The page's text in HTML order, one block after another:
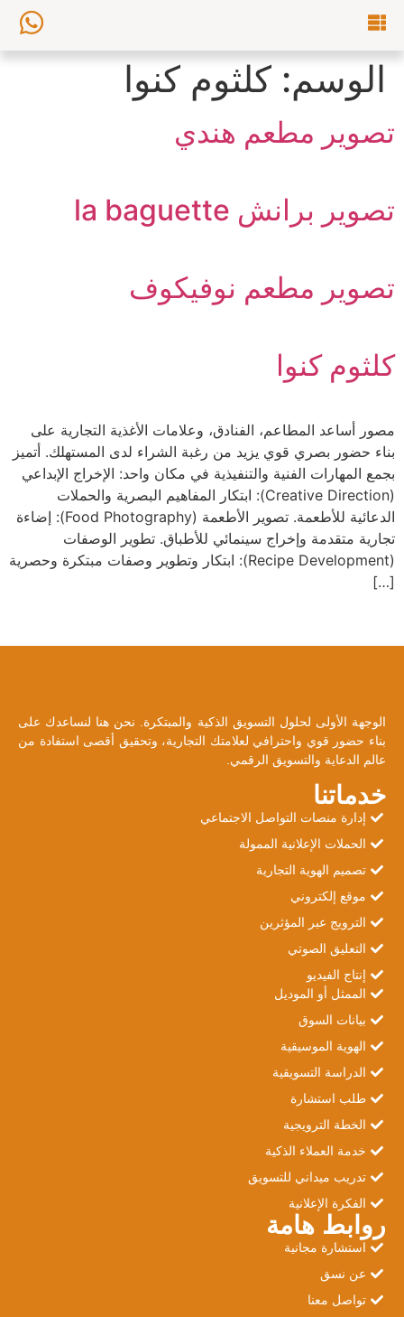
الوسم: كلثوم كنوا
تصوير مطعم هندي
تصوير برانش la baguette
تصوير مطعم نوفيكوف
كلثوم كنوا
مصور أساعد المطاعم، الفنادق، وعلامات الأغذية التجارية على
بناء حضور بصري قوي يزيد من رغبة الشراء لدى المستهلك. أتميز
بجمع المهارات الفنية والتنفيذية في مكان واحد: الإخراج الإبداعي
(Creative Direction): ابتكار المفاهيم البصرية والحملات
الدعائية للأطعمة. تصوير الأطعمة (Food Photography): إضاءة
تجارية متقدمة وإخراج سينمائي للأطباق. تطوير الوصفات
(Recipe Development): ابتكار وتطوير وصفات مبتكرة وحصرية
[…]
الوجهة الأولى لحلول التسويق الذكية والمبتكرة. نحن هنا لنساعدك على
بناء حضور قوي واحترافي لعلامتك التجارية، وتحقيق أقصى استفادة من
عالم الدعاية والتسويق الرقمي.
خدماتنا
إدارة منصات التواصل الاجتماعي
الحملات الإعلانية الممولة
تصميم الهوية التجارية
موقع إلكتروني
الترويج عبر المؤثرين
التعليق الصوتي
إنتاج الفيديو
الممثل أو الموديل
بيانات السوق
الهوية الموسيقية
الدراسة التسويقية
طلب استشارة
الخطة الترويجية
خدمة العملاء الذكية
تدريب ميداني للتسويق
الفكرة الإعلانية
روابط هامة
استشارة مجانية
عن نسق
تواصل معنا